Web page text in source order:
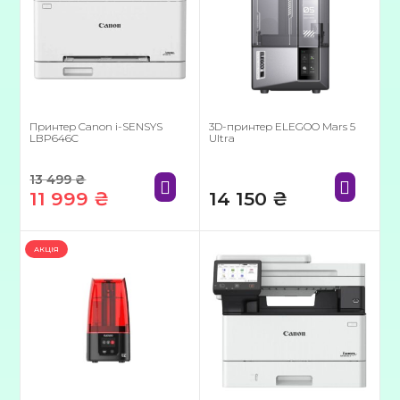
Принтер Canon i-SENSYS
LBP646C
13 499₴
ціна:
499 ₴.
11 999 ₴
ціна:
999 ₴.
3D-принтер ELEGOO Mars 5
Ultra
14 150 ₴
АКЦІЯ